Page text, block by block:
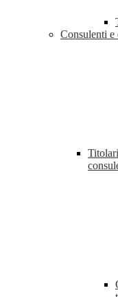
Consulenti e